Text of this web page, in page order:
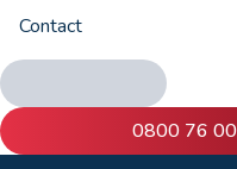
Contact
0800 76
Het is nu dan ook